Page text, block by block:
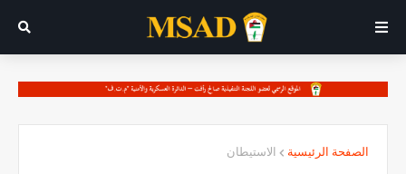
الصفحة الرئيسية الاستيطان